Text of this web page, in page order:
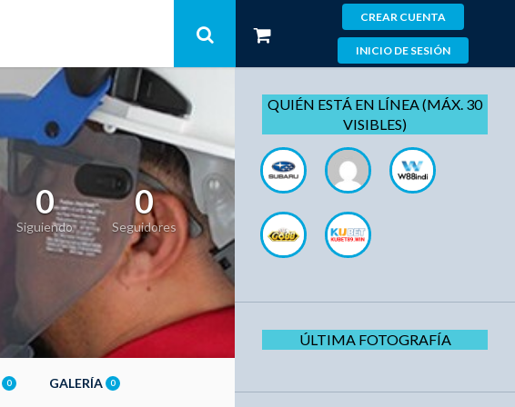
CREAR CUENTA
INICIO DE SESIÓN
0
Siguiendo
0
Seguidores
0 GALERÍA 0
QUIÉN ESTÁ EN LÍNEA (MÁX. 30
VISIBLES)
ÚLTIMA FOTOGRAFÍA